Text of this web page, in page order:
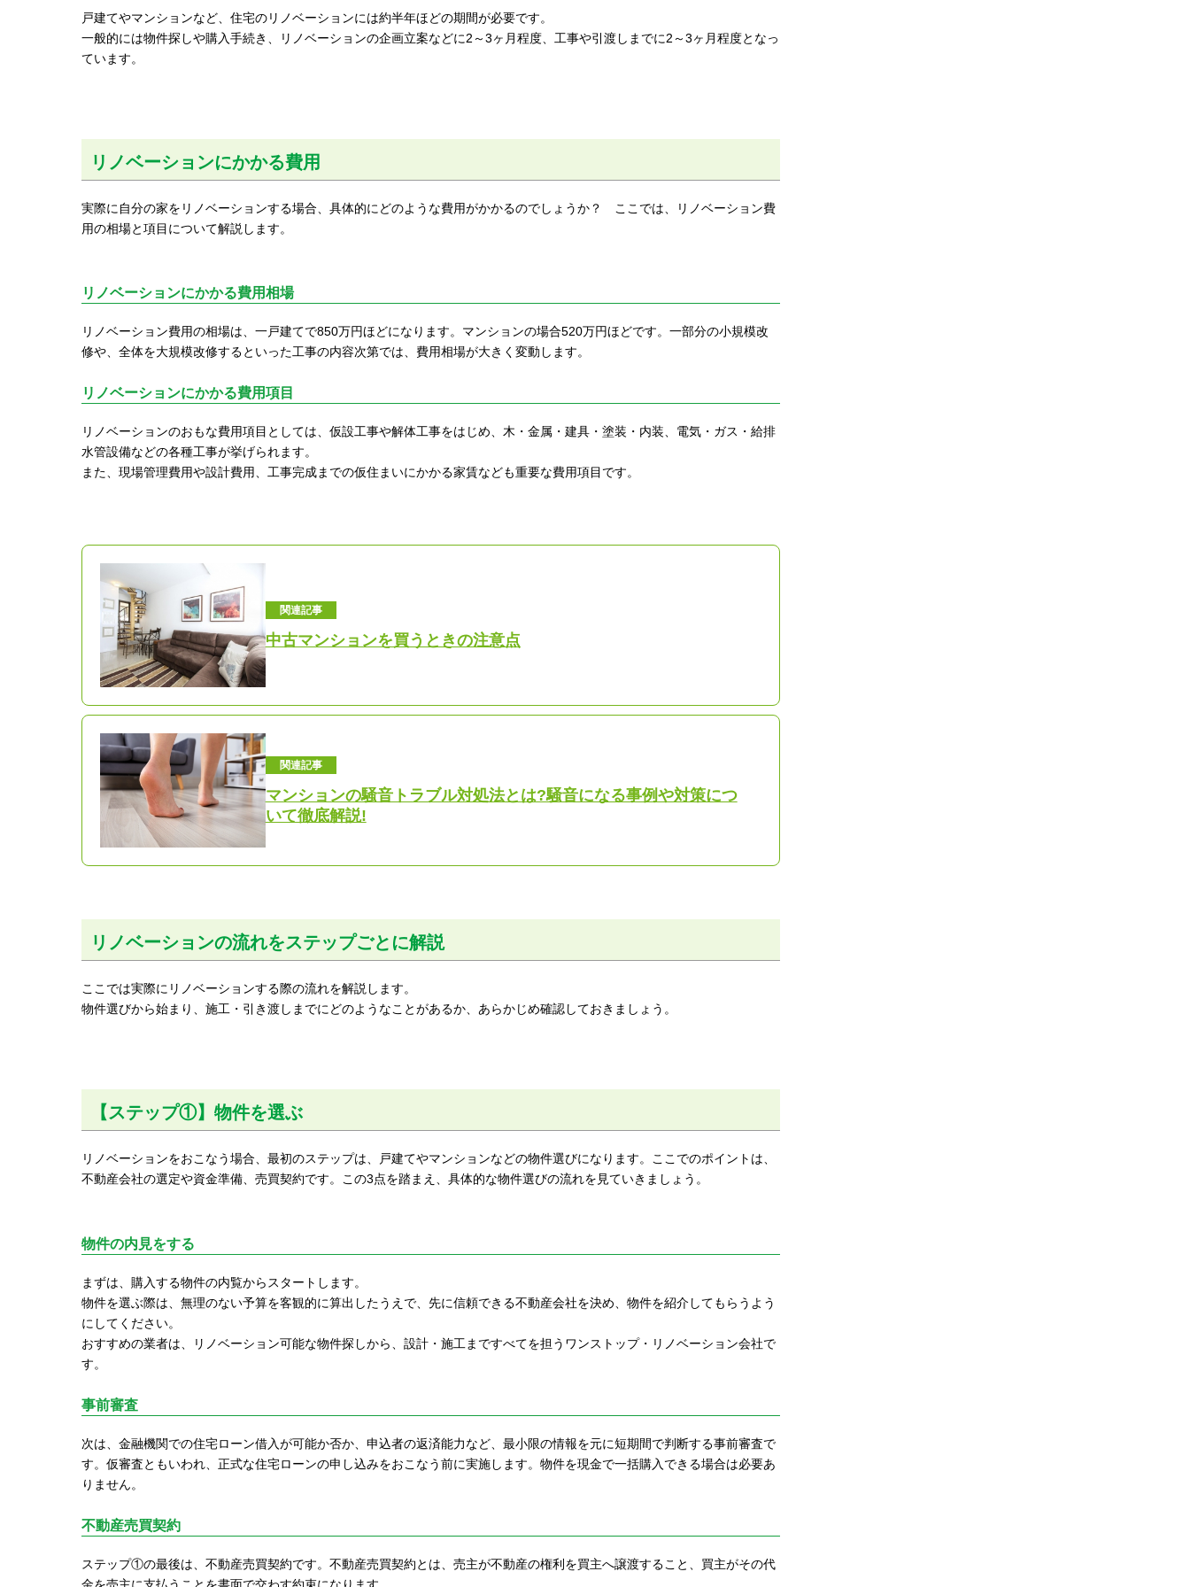
戸建てやマンションなど、住宅のリノベーションには約半年ほどの期間が必要です。
一般的には物件探しや購入手続き、リノベーションの企画立案などに2～3ヶ月程度、工事や引渡しまでに2～3ヶ月程度となっ
ています。
リノベーションにかかる費用
実際に自分の家をリノベーションする場合、具体的にどのような費用がかかるのでしょうか？ ここでは、リノベーション費
用の相場と項目について解説します。
リノベーションにかかる費用相場
リノベーション費用の相場は、一戸建てで850万円ほどになります。マンションの場合520万円ほどです。一部分の小規模改
修や、全体を大規模改修するといった工事の内容次第では、費用相場が大きく変動します。
リノベーションにかかる費用項目
リノベーションのおもな費用項目としては、仮設工事や解体工事をはじめ、木・金属・建具・塗装・内装、電気・ガス・給排
水管設備などの各種工事が挙げられます。
また、現場管理費用や設計費用、工事完成までの仮住まいにかかる家賃なども重要な費用項目です。
関連記事
中古マンションを買うときの注意点
関連記事
マンションの騒音トラブル対処法とは?騒音になる事例や対策につ
いて徹底解説!
リノベーションの流れをステップごとに解説
ここでは実際にリノベーションする際の流れを解説します。
物件選びから始まり、施工・引き渡しまでにどのようなことがあるか、あらかじめ確認しておきましょう。
【ステップ①】物件を選ぶ
リノベーションをおこなう場合、最初のステップは、戸建てやマンションなどの物件選びになります。ここでのポイントは、
不動産会社の選定や資金準備、売買契約です。この3点を踏まえ、具体的な物件選びの流れを見ていきましょう。
物件の内見をする
まずは、購入する物件の内覧からスタートします。
物件を選ぶ際は、無理のない予算を客観的に算出したうえで、先に信頼できる不動産会社を決め、物件を紹介してもらうよう
にしてください。
おすすめの業者は、リノベーション可能な物件探しから、設計・施工まですべてを担うワンストップ・リノベーション会社で
す。
事前審査
次は、金融機関での住宅ローン借入が可能か否か、申込者の返済能力など、最小限の情報を元に短期間で判断する事前審査で
す。仮審査ともいわれ、正式な住宅ローンの申し込みをおこなう前に実施します。物件を現金で一括購入できる場合は必要あ
りません。
不動産売買契約
ステップ①の最後は、不動産売買契約です。不動産売買契約とは、売主が不動産の権利を買主へ譲渡すること、買主がその代
金を売主に支払うことを書面で交わす約束になります。